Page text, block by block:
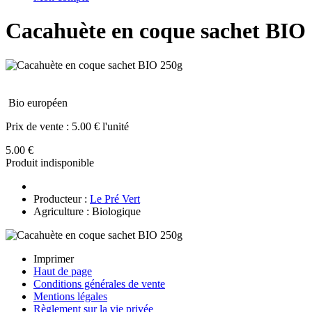
Cacahuète en coque sachet BIO
Bio européen
Prix de vente : 5.00 € l'unité
5.00 €
Produit indisponible
Producteur : Le Pré Vert
Agriculture : Biologique
Imprimer
Haut de page
Conditions générales de vente
Mentions légales
Règlement sur la vie privée